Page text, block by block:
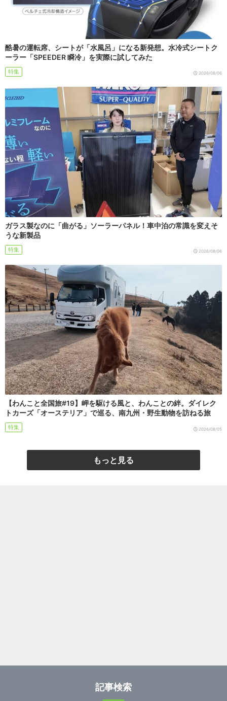
酷暑の運転席、シートが「水風呂」になる新発想。水冷式シートク
ーラー「SPEEDER 瞬冷」を実際に試してみた
特集 2026/08/06
ガラス製なのに「曲がる」ソーラーパネル！車中泊の常識を変えそ
うな新製品
特集 2026/08/06
【わんこと全国旅#19】岬を駆ける風と、わんことの絆。ダイレク
トカーズ「オーステリア」で巡る、南九州・野生動物を訪ねる旅
特集 2026/08/05
もっと見る
記事検索